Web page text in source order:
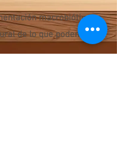
macrobiótica es
de lo que podemos